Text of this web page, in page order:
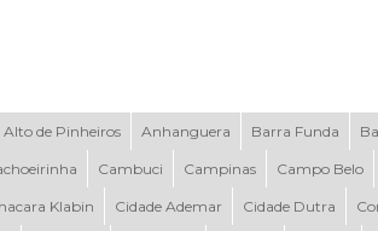
Alto de Pinheiros Anhanguera Barra Funda
Cambuci Campinas Campo Belo
Klabin Cidade Ademar Cidade Dutra